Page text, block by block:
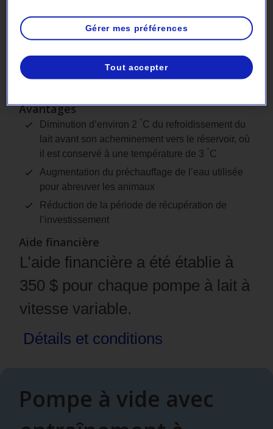
débit constant dans l’échangeur
de chaleur, ce qui optimise
l’échange thermique entre le lait
et l’eau de refroidissement.
Avantages
Diminution d’environ 2 °C du refroidissement du
lait avant son acheminement vers le réservoir, où
il est conservé à une température de 3 °C
Augmentation du préchauffage de l’eau utilisée
pour abreuver les animaux
Réduction de la période de récupération de
l’investissement
Aide financière
L’aide financière a été établie à
350 $ pour chaque pompe à lait à
vitesse variable.
Détails et conditions
Pompe à vide avec
Gérer mes préférences
Tout accepter